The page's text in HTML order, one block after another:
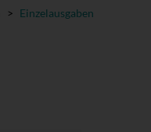
> Einzelausgaben